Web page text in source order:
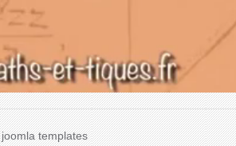
joomla templates